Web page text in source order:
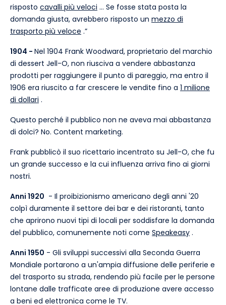
risposto cavalli più veloci ... Se fosse stata posta la
domanda giusta, avrebbero risposto un mezzo di
trasporto più veloce .”
1904 - Nel 1904 Frank Woodward, proprietario del marchio
di dessert Jell-O, non riusciva a vendere abbastanza
prodotti per raggiungere il punto di pareggio, ma entro il
1906 era riuscito a far crescere le vendite fino a 1 milione
di dollari .
Questo perché il pubblico non ne aveva mai abbastanza
di dolci? No. Content marketing.
Frank pubblicò il suo ricettario incentrato su Jell-O, che fu
un grande successo e la cui influenza arriva fino ai giorni
nostri.
Anni 1920 - Il proibizionismo americano degli anni '20
colpì duramente il settore dei bar e dei ristoranti, tanto
che aprirono nuovi tipi di locali per soddisfare la domanda
del pubblico, comunemente noti come Speakeasy .
Anni 1950 - Gli sviluppi successivi alla Seconda Guerra
Mondiale portarono a un'ampia diffusione delle periferie e
del trasporto su strada, rendendo più facile per le persone
lontane dalle trafficate aree di produzione avere accesso
a beni ed elettronica come le TV.